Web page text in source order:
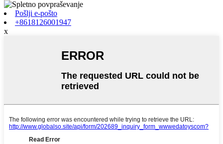
Pošlji e-pošto
+8618126001947
x